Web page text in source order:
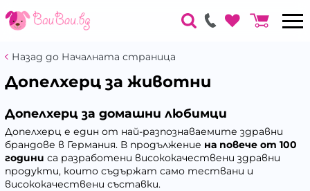
Назад до Началната страница
Допелхерц за животни
Допелхерц за домашни любимци
Допелхерц е един от най-разпознаваемите здравни
брандове в Германия. В продължение на повече от 100
години са разработени висококачествени здравни
продукти, които съдържат само тествани и
висококачествени съставки.